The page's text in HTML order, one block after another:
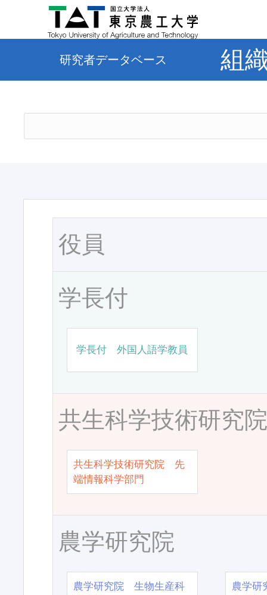
研究者データベース 組
役員
学長付
学長付 外国人語学教員
共生科学技術研究
共生科学技術研究院 先
端情報科学部門
農学研究院
農学研究院 生物生産科
農学